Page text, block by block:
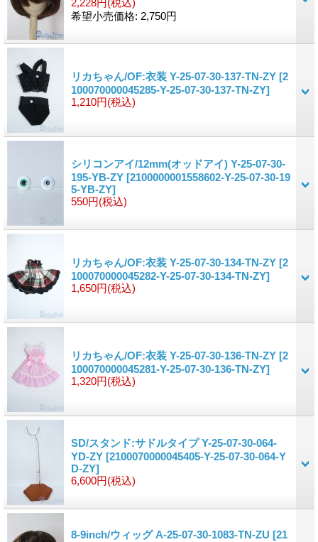
希望小売価格: 2,750円
リカちゃん/OF:衣装 Y-25-07-30-137-TN-ZY [2
100070000045285-Y-25-07-30-137-TN-ZY]
1,210円(税込)
シリコンアイ/12mm(オッドアイ) Y-25-07-30-
195-YB-ZY [2100000001558602-Y-25-07-30-19
5-YB-ZY]
550円(税込)
リカちゃん/OF:衣装 Y-25-07-30-134-TN-ZY [2
100070000045282-Y-25-07-30-134-TN-ZY]
1,650円(税込)
リカちゃん/OF:衣装 Y-25-07-30-136-TN-ZY [2
100070000045281-Y-25-07-30-136-TN-ZY]
1,320円(税込)
SD/スタンド:サドルタイプ Y-25-07-30-064-
YD-ZY [2100070000045405-Y-25-07-30-064-Y
D-ZY]
6,600円(税込)
8-9inch/ウィッグ A-25-07-30-1083-TN-ZU [21